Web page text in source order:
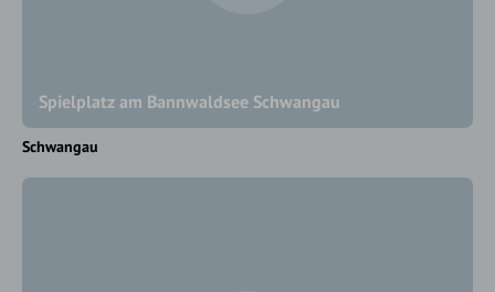
Spielplatz am Bannwaldsee Schwangau
Schwangau